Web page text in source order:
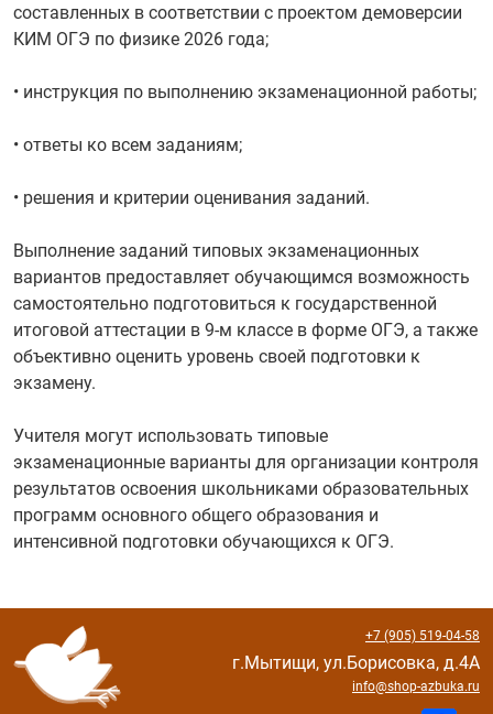
составленных в соответствии с проектом демоверсии
КИМ ОГЭ по физике 2026 года;
• инструкция по выполнению экзаменационной работы;
• ответы ко всем заданиям;
• решения и критерии оценивания заданий.
Выполнение заданий типовых экзаменационных
вариантов предоставляет обучающимся возможность
самостоятельно подготовиться к государственной
итоговой аттестации в 9-м классе в форме ОГЭ, а также
объективно оценить уровень своей подготовки к
экзамену.
Учителя могут использовать типовые
экзаменационные варианты для организации контроля
результатов освоения школьниками образовательных
программ основного общего образования и
интенсивной подготовки обучающихся к ОГЭ.
+7 (905) 519-04-58
г.Мытищи, ул.Борисовка, д.4А
info@shop-azbuka.ru